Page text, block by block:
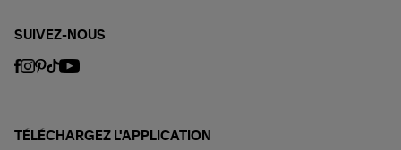
SUIVEZ-NOUS
TÉLÉCHARGEZ L'APPLICATION